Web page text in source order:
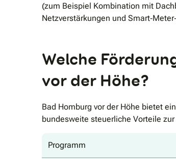
(zum Beispiel Kombination mit
Netzverstärkungen und
Welche
vor der Höhe?
Bad Homburg vor der Höhe bietet
bundesweite steuerliche Vorteile
Programm